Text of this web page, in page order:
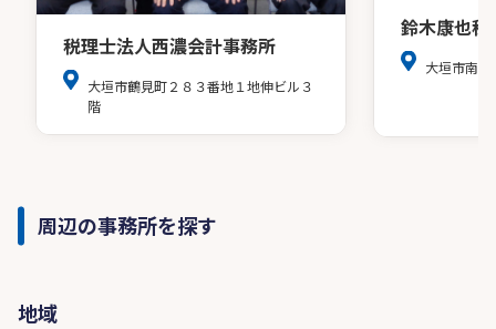
税理士法人西濃会計事務所
大垣市鶴見町２８３番地１地伸ビル３
階
鈴木康也税
大垣市南
周辺の事務所を探す
地域